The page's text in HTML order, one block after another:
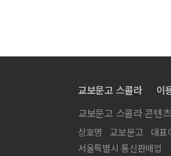
교보문고 스콜라 이
교보문고 스콜라 콘텐
상호명 교보문고 대표
서울특별시 통신판매업